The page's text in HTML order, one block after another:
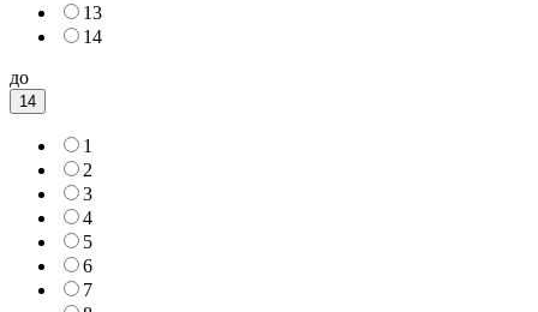
13
14
до
14
1
2
3
4
5
6
7